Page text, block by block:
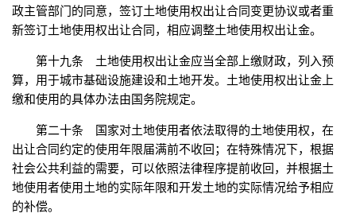
政主管部门的同意，签订土地使用权出让合同变更协议或者重
新签订土地使用权出让合同，相应调整土地使用权出让金。
第十九条 土地使用权出让金应当全部上缴财政，列入预
算，用于城市基础设施建设和土地开发。土地使用权出让金上
缴和使用的具体办法由国务院规定。
第二十条 国家对土地使用者依法取得的土地使用权，在
出让合同约定的使用年限届满前不收回；在特殊情况下，根据
社会公共利益的需要，可以依照法律程序提前收回，并根据土
地使用者使用土地的实际年限和开发土地的实际情况给予相应
的补偿。